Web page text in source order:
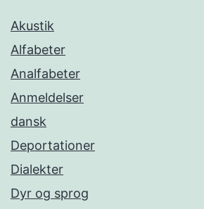
Akustik
Alfabeter
Analfabeter
Anmeldelser
dansk
Deportationer
Dialekter
Dyr og sprog